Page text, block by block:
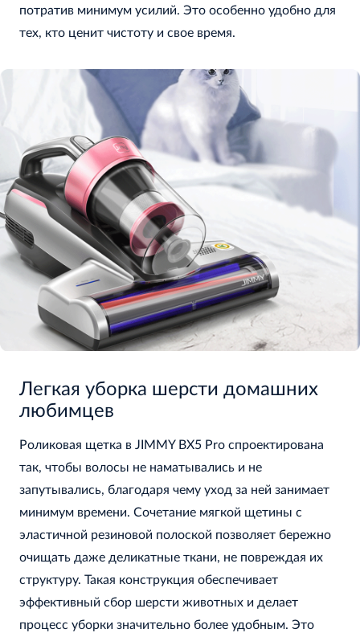
потратив минимум усилий. Это особенно удобно для
тех, кто ценит чистоту и свое время.
Легкая уборка шерсти домашних
любимцев
Роликовая щетка в JIMMY BX5 Pro спроектирована
так, чтобы волосы не наматывались и не
запутывались, благодаря чему уход за ней занимает
минимум времени. Сочетание мягкой щетины с
эластичной резиновой полоской позволяет бережно
очищать даже деликатные ткани, не повреждая их
структуру. Такая конструкция обеспечивает
эффективный сбор шерсти животных и делает
процесс уборки значительно более удобным. Это